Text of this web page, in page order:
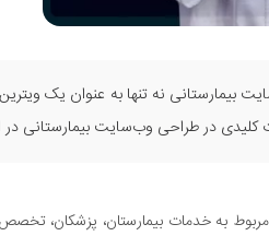
بیمارستانی نه تنها به عنوان یک
کلیدی در طراحی وب‌سایت بیمارستانی در
به خدمات بیمارستان، پزشکان،